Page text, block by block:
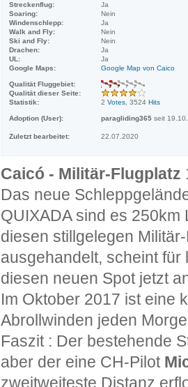
Streckenflug:
Ja
Soaring:
Nein
Windenschlepp:
Ja
Walk and Fly:
Nein
Ski and Fly:
Nein
Drachen:
Ja
UL:
Ja
Google Maps:
Google Map von Caico
Qualität Fluggebiet:
Qualität dieser Seite:
Statistik:
2 Votes , 3524 Hits
Adoption (User): paragliding365 seit
Zuletzt bearbeitet: 22.07.2020
Caicó - Militär-Flugplatz
Das neue
QUIXADA sind es
diesen stillgelegen
ausgehandelt, scheint für
diesen neuen Spot jetzt
Im Oktober 2017 ist eine
Abrollwinden jeden
Faszit : Der bestehende
aber der eine CH-Pilot
zweitweiteste Distanz